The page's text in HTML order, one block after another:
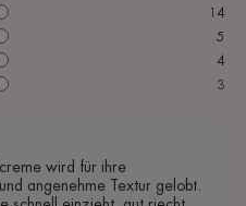
14
5
4
3
wird für ihre
angenehme Textur gelobt.